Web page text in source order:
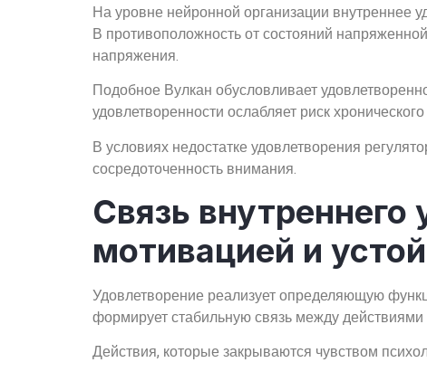
На уровне нейронной организации внутреннее
В противоположность от состояний
напряжения.
Подобное Вулкан обусловливает
удовлетворенности ослабляет риск
В условиях недостатке удовлетворения
сосредоточенность внимания.
Связь внутреннего
мотивацией и
Удовлетворение реализует определяющую
формирует стабильную связь между действиями
Действия, которые закрываются чувством